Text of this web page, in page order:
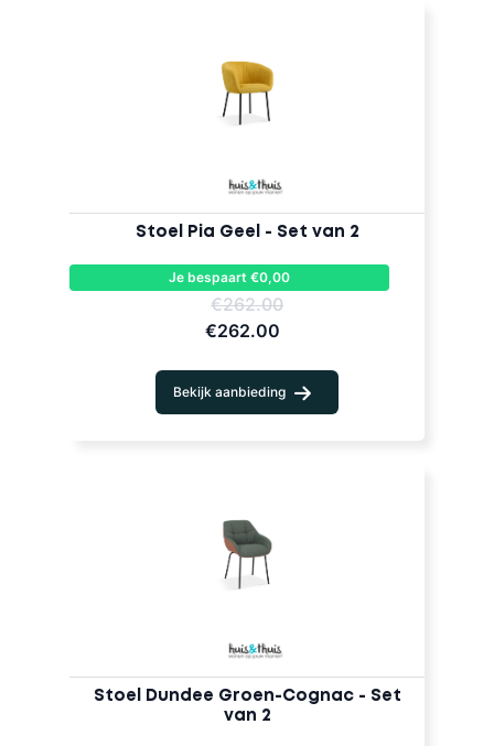
Stoel Pia Geel - Set van 2
Je bespaart €0,00
€262.00
€262.00
Bekijk aanbieding
Stoel Dundee Groen-Cognac - Set
van 2